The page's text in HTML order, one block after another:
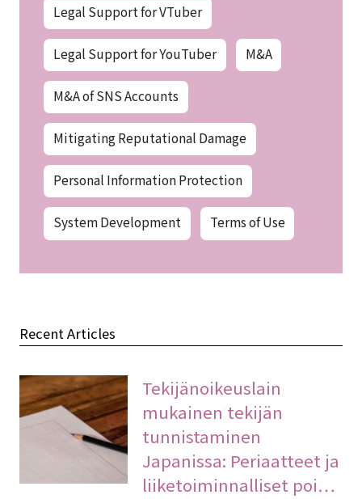
Legal Support for VTuber
Legal Support for YouTuber M&A
M&A of SNS Accounts
Mitigating Reputational Damage
Personal Information Protection
System Development Terms of Use
Recent Articles
Tekijänoikeuslain
mukainen tekijän
tunnistaminen
Japanissa: Periaatteet ja
liiketoiminnalliset poi…